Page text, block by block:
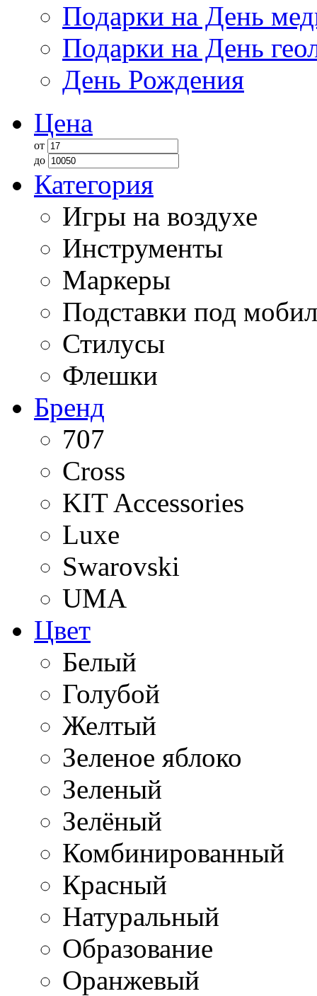
Подарки на День
Подарки на День
День Рождения
Цена
от
до
Категория
Игры на воздухе
Инструменты
Маркеры
Подставки под
Стилусы
Флешки
Бренд
707
Cross
KIT Accessories
Luxe
Swarovski
UMA
Цвет
Белый
Голубой
Желтый
Зеленое яблоко
Зеленый
Зелёный
Комбинированный
Красный
Натуральный
Образование
Оранжевый